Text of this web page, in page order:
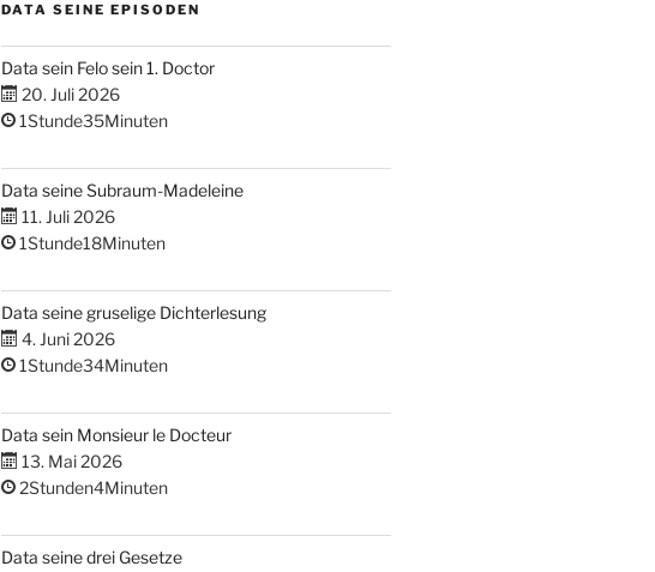
DATA SEINE EPISODEN
Data sein Felo sein 1. Doctor
20. Juli 2026
1Stunde35Minuten
Data seine Subraum-Madeleine
11. Juli 2026
1Stunde18Minuten
Data seine gruselige Dichterlesung
4. Juni 2026
1Stunde34Minuten
Data sein Monsieur le Docteur
13. Mai 2026
2Stunden4Minuten
Data seine drei Gesetze